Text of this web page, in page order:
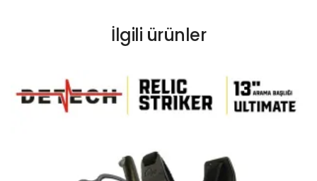
İlgili ürünler